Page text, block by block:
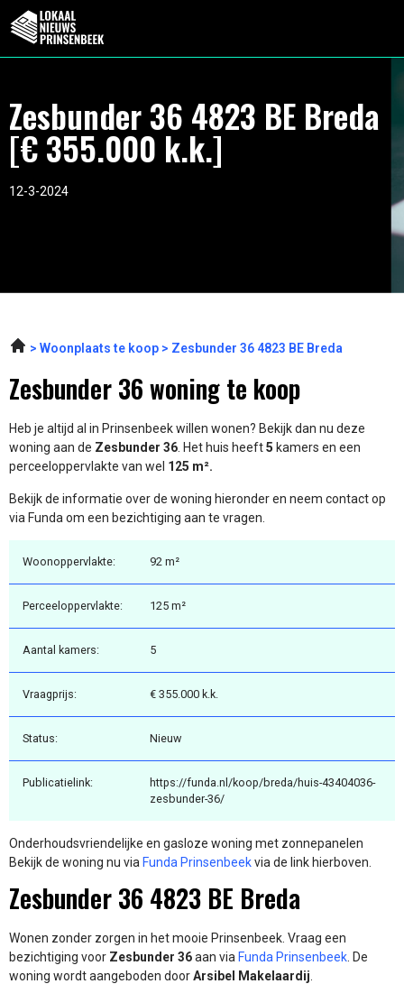
Zesbunder 36 4823 BE Breda
[€ 355.000 k.k.]
12-3-2024
Woonplaats te koop Zesbunder 36 4823 BE Breda
Zesbunder 36 woning te koop
Heb je altijd al in Prinsenbeek willen wonen? Bekijk dan nu deze
woning aan de Zesbunder 36. Het huis heeft5 kamers en een
perceeloppervlakte van wel 125 m².
Bekijk de informatie over de woning hieronder en neem contact op
via Funda om een bezichtiging aan te vragen.
Woonoppervlakte: 92 m²
Perceeloppervlakte: 125 m²
Aantal kamers: 5
Vraagprijs: € 355.000 k.k.
Status: Nieuw
Publicatielink:
https://funda.nl/koop/breda/huis-43404036-
zesbunder-36/
Onderhoudsvriendelijke en gasloze woning met zonnepanelen
Bekijk de woning nu via Funda Prinsenbeekvia de link hierboven.
Zesbunder 36 4823 BE Breda
Wonen zonder zorgen in het mooie Prinsenbeek. Vraag een
bezichtiging voor Zesbunder 36aan via Funda Prinsenbeek . De
woning wordt aangeboden doorArsibel Makelaardij